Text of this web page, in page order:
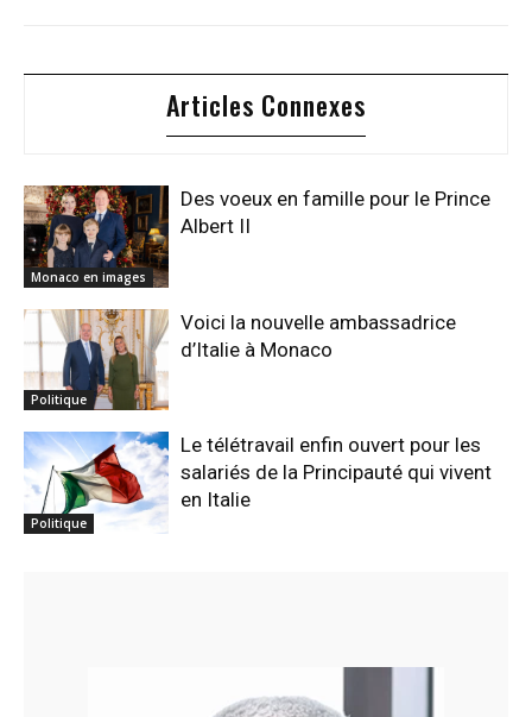
Articles Connexes
Monaco en images
Des voeux en famille pour le Prince
Albert II
Politique
Voici la nouvelle ambassadrice
d’Italie à Monaco
Politique
Le télétravail enfin ouvert pour les
salariés de la Principauté qui vivent
en Italie